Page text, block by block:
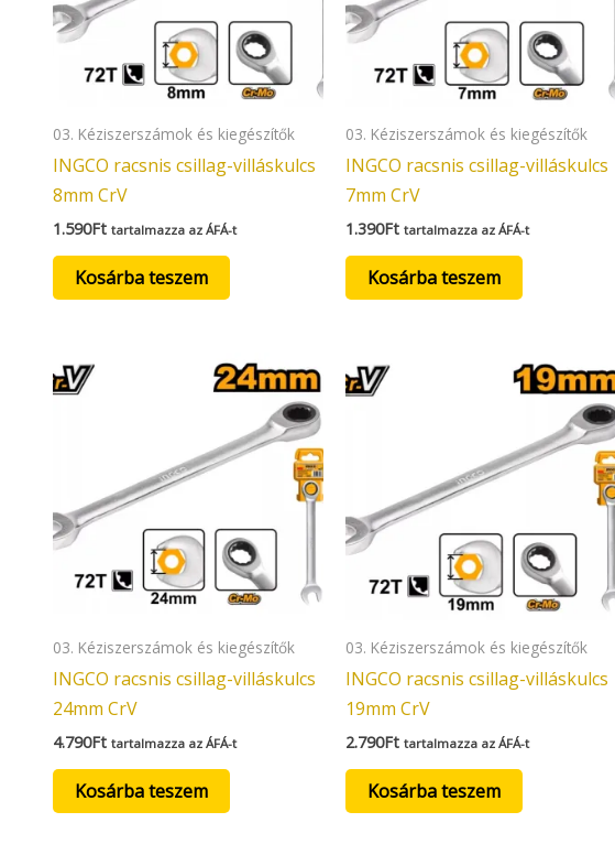
03. Kéziszerszámok és kiegészítők
INGCO racsnis csillag-villáskulcs
8mm CrV
1.590Ft tartalmazza az ÁFÁ-t
Kosárba teszem
03. Kéziszerszámok és kiegészítők
INGCO racsnis csillag-villáskulcs
7mm CrV
1.390Ft tartalmazza az ÁFÁ-t
Kosárba teszem
03. Kéziszerszámok és kiegészítők
INGCO racsnis csillag-villáskulcs
24mm CrV
4.790Ft tartalmazza az ÁFÁ-t
Kosárba teszem
03. Kéziszerszámok és kiegészítők
INGCO racsnis csillag-villáskulcs
19mm CrV
2.790Ft tartalmazza az ÁFÁ-t
Kosárba teszem